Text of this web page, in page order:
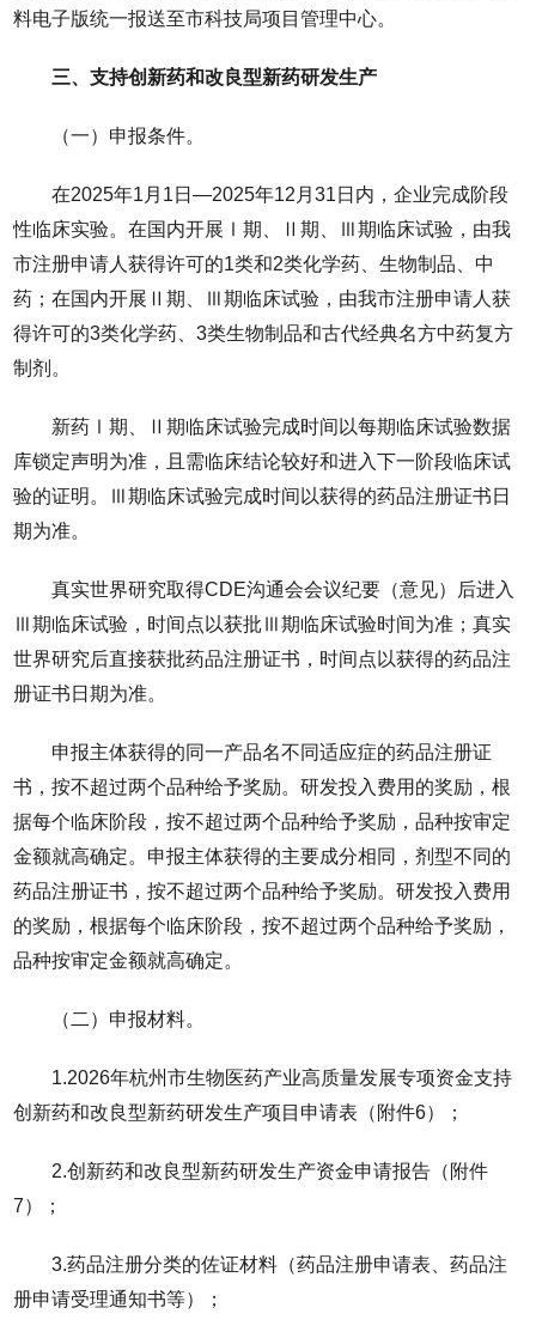
料电子版统一报送至市科技局项目管理中心。
三、支持创新药和改良型新药研发生产
（一）申报条件。
在2025年1月1日—2025年12月31日内，企业完成阶段
性临床实验。在国内开展Ⅰ期、Ⅱ期、Ⅲ期临床试验，由我
市注册申请人获得许可的1类和2类化学药、生物制品、中
药；在国内开展Ⅱ期、Ⅲ期临床试验，由我市注册申请人获
得许可的3类化学药、3类生物制品和古代经典名方中药复方
制剂。
新药Ⅰ期、Ⅱ期临床试验完成时间以每期临床试验数据
库锁定声明为准，且需临床结论较好和进入下一阶段临床试
验的证明。Ⅲ期临床试验完成时间以获得的药品注册证书日
期为准。
真实世界研究取得CDE沟通会会议纪要（意见）后进入
Ⅲ期临床试验，时间点以获批Ⅲ期临床试验时间为准；真实
世界研究后直接获批药品注册证书，时间点以获得的药品注
册证书日期为准。
申报主体获得的同一产品名不同适应症的药品注册证
书，按不超过两个品种给予奖励。研发投入费用的奖励，根
据每个临床阶段，按不超过两个品种给予奖励，品种按审定
金额就高确定。申报主体获得的主要成分相同，剂型不同的
药品注册证书，按不超过两个品种给予奖励。研发投入费用
的奖励，根据每个临床阶段，按不超过两个品种给予奖励，
品种按审定金额就高确定。
（二）申报材料。
1.2026年杭州市生物医药产业高质量发展专项资金支持
创新药和改良型新药研发生产项目申请表（附件6）；
2.创新药和改良型新药研发生产资金申请报告（附件
7）；
3.药品注册分类的佐证材料（药品注册申请表、药品注
册申请受理通知书等）；